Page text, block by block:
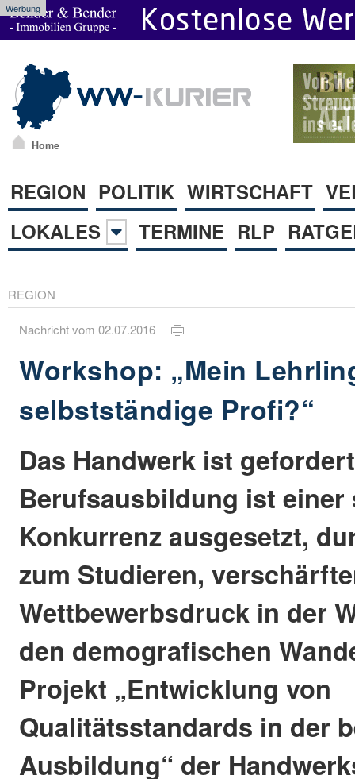
Werbung
Home
REGION POLITIK WIRTSCHAFT
LOKALES
TERMINE RLP
REGION
Nachricht vom 02.07.2016
Workshop: „Mein
selbstständige Profi?“
Das Handwerk ist
Berufsausbildung ist einer
Konkurrenz ausgesetzt,
zum Studieren,
Wettbewerbsdruck in der
den demografischen
Projekt „Entwicklung von
Qualitätsstandards in der
Ausbildung“ der